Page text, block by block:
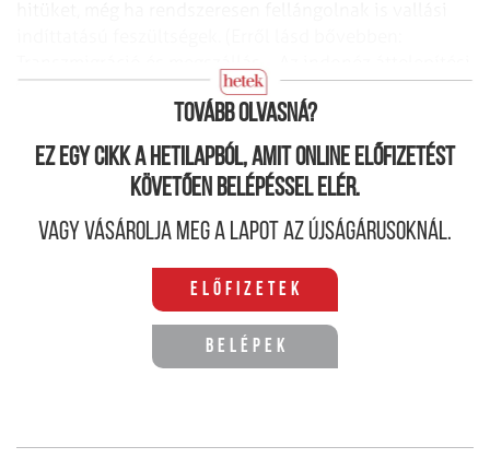
program tanulságai, Hetek, 2016. 09. 30.)
Tovább olvasná?
Ez egy cikk a hetilapból, amit online előfizetést
követően belépéssel elér.
Vagy vásárolja meg a lapot az újságárusoknál.
Előfizetek
Belépek